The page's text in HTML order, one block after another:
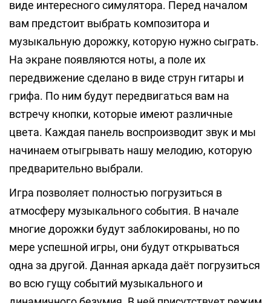
виде интересного симулятора. Перед началом
вам предстоит выбрать композитора и
музыкальную дорожку, которую нужно сыграть.
На экране появляются ноты, а поле их
передвижение сделано в виде струн гитары и
грифа. По ним будут передвигаться вам на
встречу кнопки, которые имеют различные
цвета. Каждая панель воспроизводит звук и мы
начинаем отыгрывать нашу мелодию, которую
предварительно выбрали.
Игра позволяет полностью погрузиться в
атмосферу музыкального события. В начале
многие дорожки будут заблокированы, но по
мере успешной игры, они будут открываться
одна за другой. Данная аркада даёт погрузиться
во всю гущу событий музыкального и